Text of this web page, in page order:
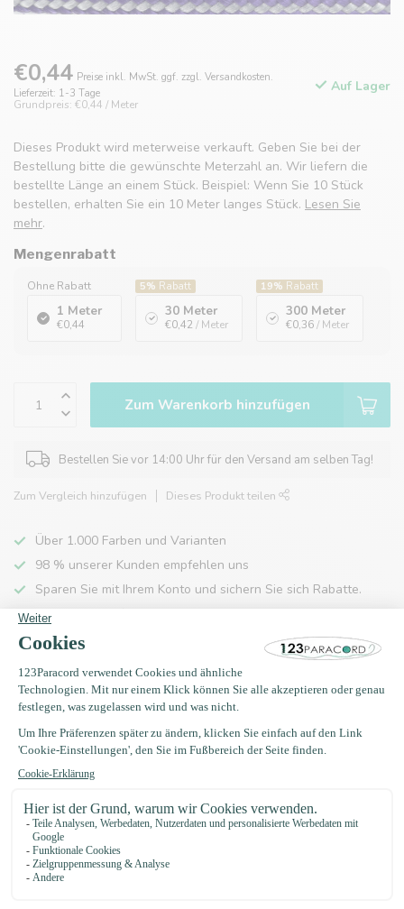
€0,44 Preise inkl. MwSt. ggf. zzgl. Versandkosten.
Lieferzeit: 1-3 Tage
Grundpreis: €0,44 / Meter
Auf Lager
Dieses Produkt wird meterweise verkauft. Geben Sie bei der
Bestellung bitte die gewünschte Meterzahl an. Wir liefern die
bestellte Länge an einem Stück. Beispiel: Wenn Sie 10 Stück
bestellen, erhalten Sie ein 10 Meter langes Stück. Lesen Sie
mehr.
Mengenrabatt
Ohne Rabatt
1 Meter
€0,44
5% Rabatt
30 Meter
€0,42 / Meter
19% Rabatt
300 Meter
€0,36/ Meter
Zum Warenkorb hinzufügen
Bestellen Sie vor 14:00 Uhr für den Versand am selben Tag!
Zum Vergleich hinzufügen Dieses Produkt teilen
Über 1.000 Farben und Varianten
98 % unserer Kunden empfehlen uns
Sparen Sie mit Ihrem Konto und sichern Sie sich Rabatte.
Kostenlose Lieferung nach Hause ab 150 €
Produktbeschreibung
Zuletzt angesehen